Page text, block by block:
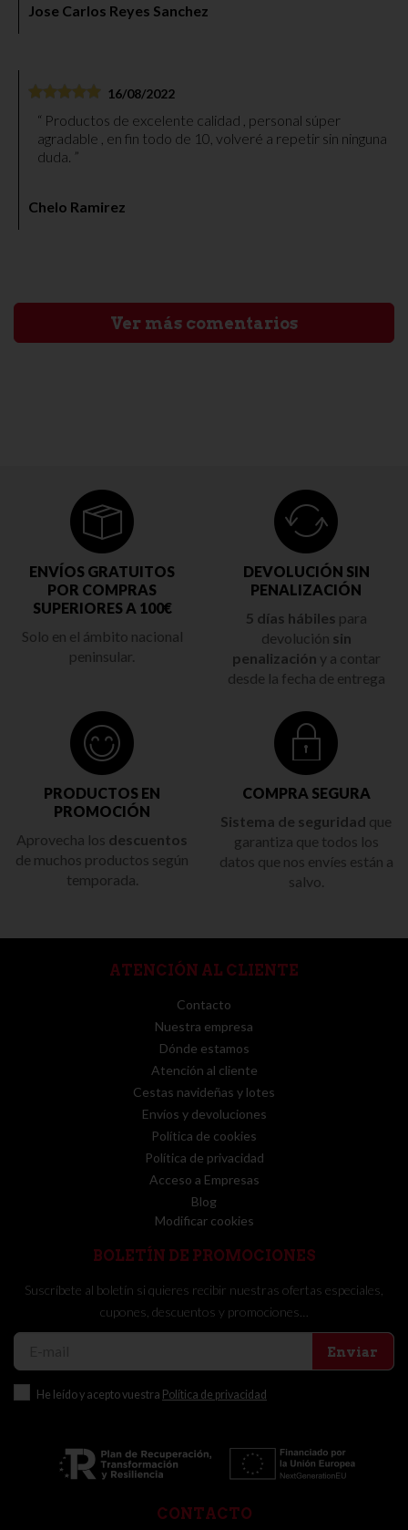
Jose Carlos Reyes Sanchez
16/08/2022
agradable , en fin todo de 10, volveré a repetir sin ninguna
duda.
Chelo Ramirez
Ver más comentarios
ENVÍOS GRATUITOS
POR COMPRAS
SUPERIORES A 100€
Solo en el ámbito nacional
peninsular.
DEVOLUCIÓN SIN
PENALIZACIÓN
5 días hábiles para
devolución sin
penalización y a contar
desde la fecha de entrega
PRODUCTOS EN
PROMOCIÓN
Aprovecha los descuentos
de muchos productos según
temporada.
COMPRA SEGURA
Sistema de seguridad que
garantiza que todos los
datos que nos envíes están a
salvo.
ATENCIÓN AL CLIENTE
Contacto
Nuestra empresa
Dónde estamos
Atención al cliente
Cestas navideñas y lotes
Envíos y devoluciones
Política de cookies
Política de privacidad
Acceso a Empresas
Blog
Modificar cookies
BOLETÍN DE PROMOCIONES
Suscríbete al boletín si quieres recibir nuestras ofertas especiales,
cupones, descuentos y promociones…
Enviar
He leído y acepto vuestra Política de privacidad
CONTACTO